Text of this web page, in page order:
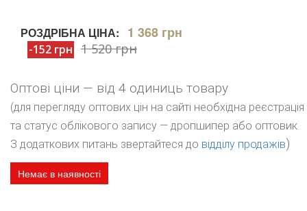
РОЗДРІБНА ЦІНА: 1 368 грн
-152 грн 1 520 грн
Оптові ціни — від 4 одиниць товару
(для перегляду оптових цін на сайті необхідна реєстрація
та статус облікового запису — дропшипер або оптовик.
З додаткових питань звертайтеся до відділу продажів)
Немає в наявності